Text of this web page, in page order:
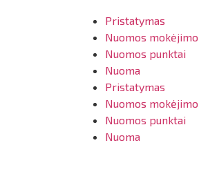
Pristatymas
Nuomos
Nuomos punktai
Nuoma
Pristatymas
Nuomos
Nuomos punktai
Nuoma